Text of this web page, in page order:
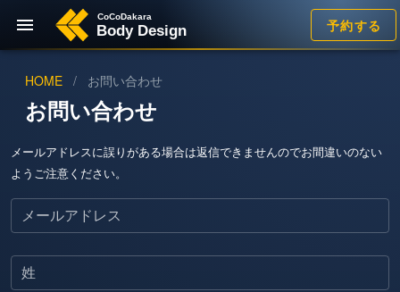
予約する
HOME / お問い合わせ
お問い合わせ
メールアドレスに誤りがある場合は返信できませんのでお間違いのない
ようご注意ください。
メールアドレス
姓